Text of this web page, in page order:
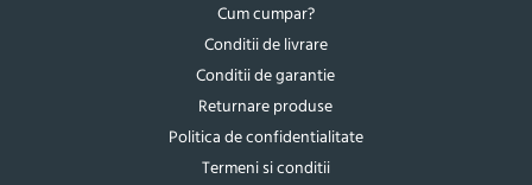
Cum cumpar?
Conditii de livrare
Conditii de garantie
Returnare produse
Politica de confidentialitate
Termeni si conditii